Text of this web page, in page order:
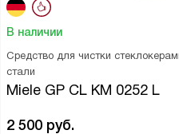
В наличии
Средство для чистки
стали
Miele GP CL KM 0252 L
2 500 руб.